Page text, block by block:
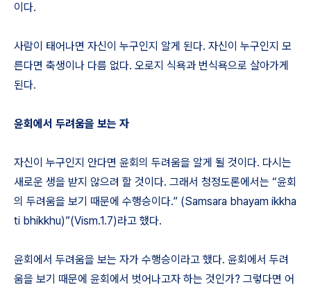
이다.
사람이 태어나면 자신이 누구인지 알게 된다. 자신이 누구인지 모
른다면 축생이나 다름 없다. 오로지 식욕과 번식욕으로 살아가게
된다.
윤회에서 두려움을 보는 자
자신이 누구인지 안다면 윤회의 두려움을 알게 될 것이다. 다시는
새로운 생을 받지 않으려 할 것이다. 그래서 청정도론에서는 “윤회
의 두려움을 보기 때문에 수행승이다.” (Samsara bhayam ikkha
ti bhikkhu)”(Vism.1.7)라고 했다.
윤회에서 두려움을 보는 자가 수행승이라고 했다. 윤회에서 두려
움을 보기 때문에 윤회에서 벗어나고자 하는 것인가? 그렇다면 어